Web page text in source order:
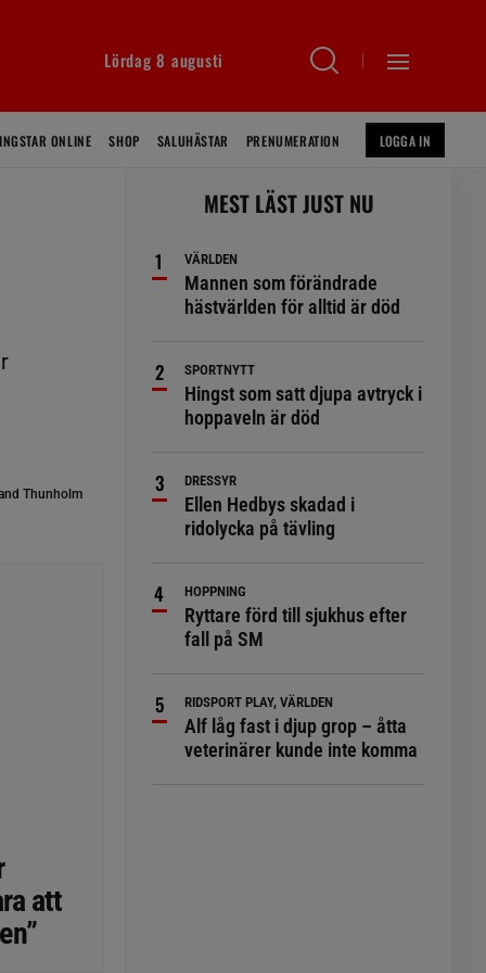
Lördag 8 augusti
ONLINE SHOP SALUHÄSTAR PRENUMERATION LOGGA IN
Thunholm
att
MEST LÄST JUST NU
VÄRLDEN
Mannen som förändrade
hästvärlden för alltid är död
SPORTNYTT
Hingst som satt djupa avtryck i
hoppaveln är död
DRESSYR
Ellen Hedbys skadad i
ridolycka på tävling
HOPPNING
Ryttare förd till sjukhus efter
fall på SM
RIDSPORT PLAY, VÄRLDEN
Alf låg fast i djup grop – åtta
veterinärer kunde inte komma